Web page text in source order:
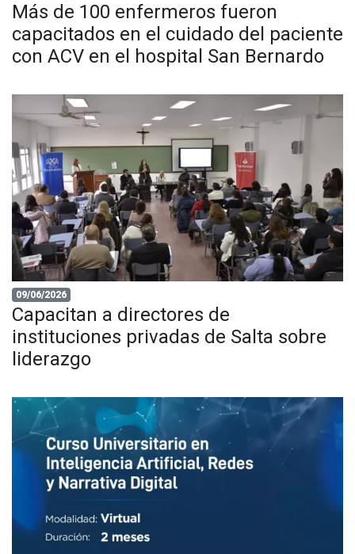
Más de 100 enfermeros fueron
capacitados en el cuidado del paciente
con ACV en el hospital San Bernardo
09/06/2026
Capacitan a directores de
instituciones privadas de Salta sobre
liderazgo